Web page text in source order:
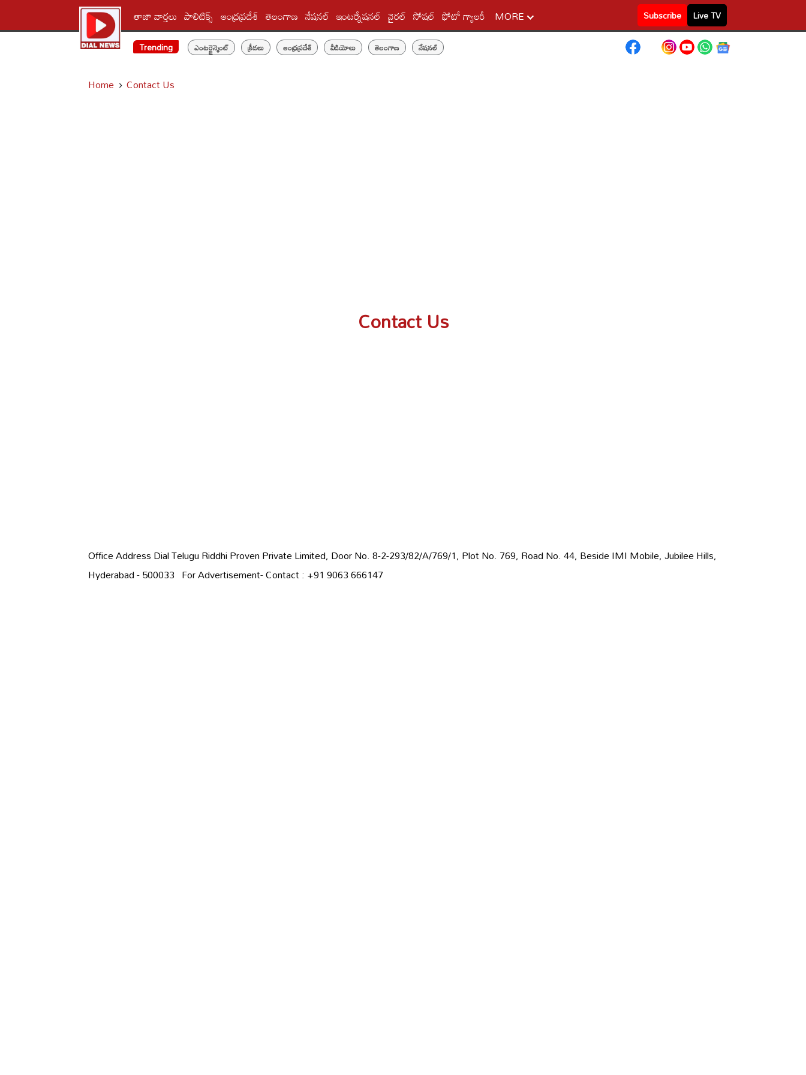
తాజా వార్తలు పాలిటిక్స్‌ ఆంధ్రప్రదేశ్ తెలంగాణ నేషనల్ ఇంటర్నేషనల్ వైరల్ సోషల్ ఫోటో గ్యాలరీ MORE Subscribe
Live TV
Trending
ఎంటర్టైన్మెంట్ క్రీడలు ఆంధ్రప్రదేశ్ వీడియోలు తెలంగాణ నేషనల్
Home Contact Us
Contact Us
Office Address Dial Telugu Riddhi Proven Private Limited, Door No. 8-2-293/82/A/769/1, Plot No. 769, Road No. 44, Beside IMI Mobile, Jubilee Hills,
Hyderabad - 500033 For Advertisement- Contact : +91 9063 666147